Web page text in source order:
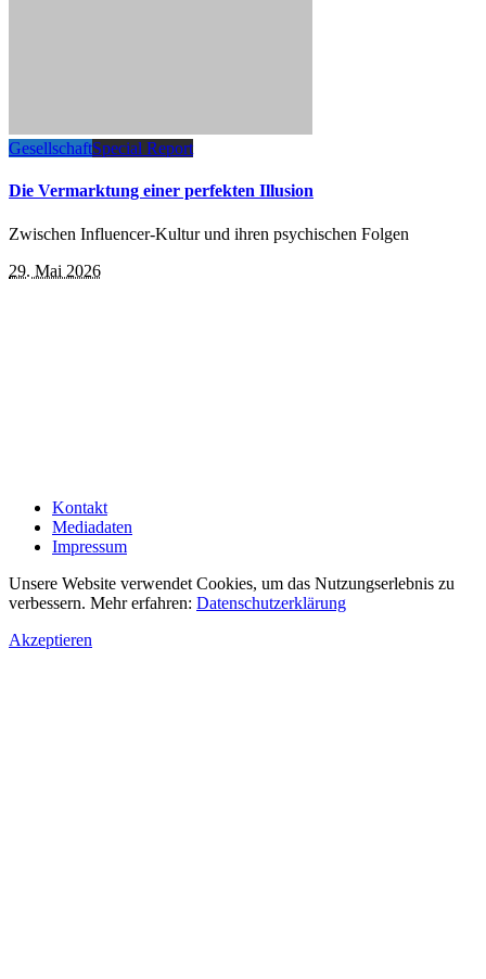
GesellschaftSpecial Report
Die Vermarktung einer perfekten Illusion
Zwischen Influencer-Kultur und ihren psychischen Folgen
29. Mai 2026
Kontakt
Mediadaten
Impressum
Unsere Website verwendet Cookies, um das Nutzungserlebnis zu
verbessern. Mehr erfahren: Datenschutzerklärung
Akzeptieren